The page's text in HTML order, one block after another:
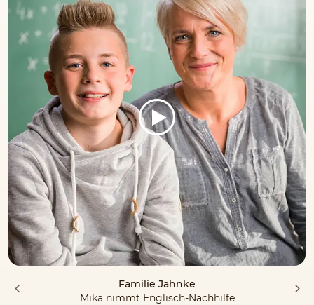
Familie Jahnke
Mika nimmt Englisch-Nachhilfe